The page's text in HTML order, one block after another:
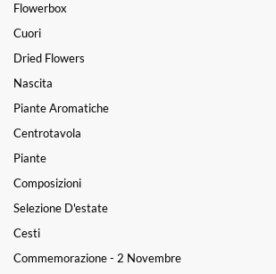
Flowerbox
Cuori
Dried Flowers
Nascita
Piante Aromatiche
Centrotavola
Piante
Composizioni
Selezione D'estate
Cesti
Commemorazione - 2 Novembre